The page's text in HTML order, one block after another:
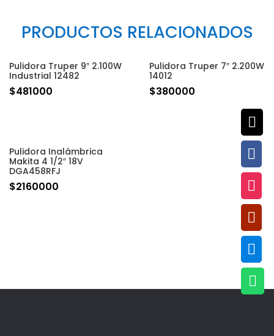






PRODUCTOS RELACIONADOS
Pulidora Truper 9″ 2.100W
Industrial 12482
$481000
Pulidora Truper 7″ 2.200W
14012
$380000
Pulidora Inalámbrica
Makita 4 1/2″ 18V
DGA458RFJ
$2160000